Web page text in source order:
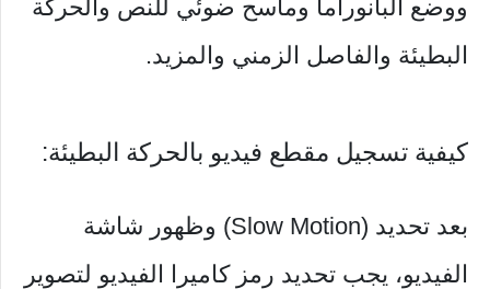
ووضع البانوراما وماسح ضوئي للنص والحركة
البطيئة والفاصل الزمني والمزيد.
كيفية تسجيل مقطع فيديو بالحركة البطيئة:
بعد تحديد (Slow Motion) وظهور شاشة
الفيديو، يجب تحديد رمز كاميرا الفيديو لتصوير